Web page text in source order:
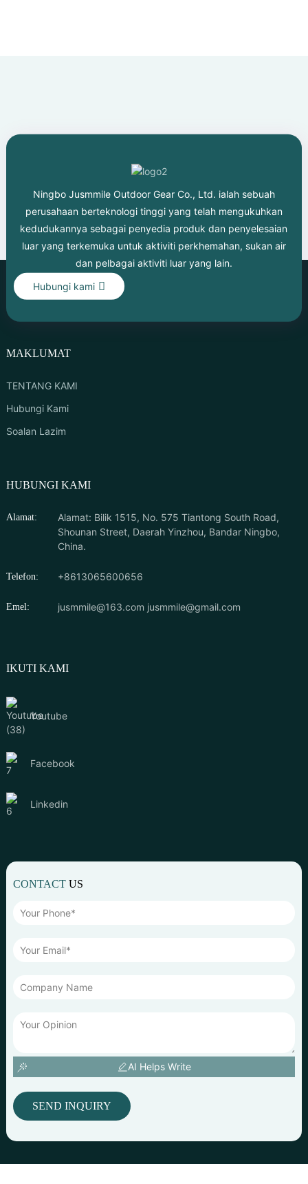
Ningbo Jusmmile Outdoor Gear Co., Ltd. ialah sebuah
perusahaan berteknologi tinggi yang telah mengukuhkan
kedudukannya sebagai penyedia produk dan penyelesaian
luar yang terkemuka untuk aktiviti perkhemahan, sukan air
dan pelbagai aktiviti luar yang lain.
Hubungi kami
MAKLUMAT
TENTANG KAMI
Hubungi Kami
Soalan Lazim
HUBUNGI KAMI
Alamat:
Alamat: Bilik 1515, No. 575 Tiantong South Road,
Shounan Street, Daerah Yinzhou, Bandar Ningbo,
China.
Telefon: +8613065600656
Emel: jusmmile@163.com jusmmile@gmail.com
IKUTI KAMI
Youtube
Facebook
Linkedin
CONTACTUS
AI Helps Write
SEND INQUIRY